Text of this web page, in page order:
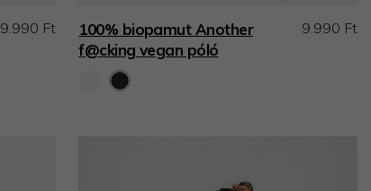
9.990 Ft
100% biopamut Another
f@cking vegan póló
9.990 Ft